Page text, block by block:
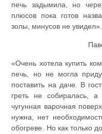
печь задымила, но
плюсов пока готов
золы, минусов не увидел».
«Очень хотела купить
печь, но не могла
поставить на даче. В
греть не собиралась, а
чугунная варочная
нужна, нет
обогреве. Но как только